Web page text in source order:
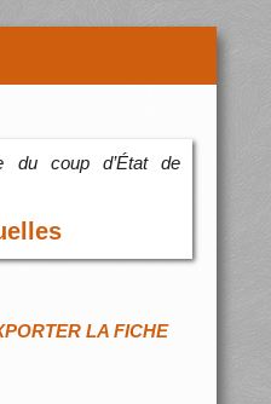
du coup d’État de
LA FICHE